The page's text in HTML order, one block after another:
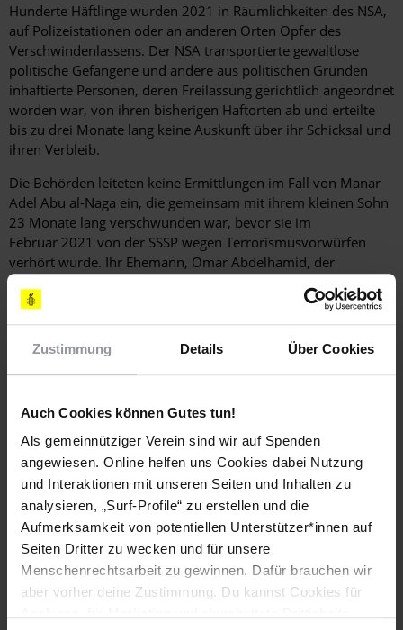
Zustimmung Details Über Cookies
Auch Cookies können Gutes tun!
Als gemeinnütziger Verein sind wir auf Spenden
angewiesen. Online helfen uns Cookies dabei Nutzung
und Interaktionen mit unseren Seiten und Inhalten zu
analysieren, „Surf-Profile“ zu erstellen und die
Aufmerksamkeit von potentiellen Unterstützer*innen auf
Seiten Dritter zu wecken und für unsere
Menschenrechtsarbeit zu gewinnen. Dafür brauchen wir
aber vorher deine Zustimmung. Du kannst Cookies für
Hunderte Häftlinge wurden 2021 in Räumlichkeiten des NSA,
auf Polizeistationen oder an anderen Orten Opfer des
Verschwindenlassens. Der NSA transportierte gewaltlose
politische Gefangene und andere aus politischen Gründen
inhaftierte Personen, deren Freilassung gerichtlich angeordnet
worden war, von ihren bisherigen Haftorten ab und erteilte
bis zu drei Monate lang keine Auskunft über ihr Schicksal und
ihren Verbleib.
Die Behörden leiteten keine Ermittlungen im Fall von Manar
Adel Abu al-Naga ein, die gemeinsam mit ihrem kleinen Sohn
23 Monate lang verschwunden war, bevor sie im
Februar 2021 von der SSSP wegen Terrorismusvorwürfen
verhört wurde. Ihr Ehemann, Omar Abdelhamid, der
gemeinsam mit ihr und ihrem Kind im März 2019 verschleppt
worden war, blieb verschwunden.
Folter und andere Misshandlungen
u. a. durch Schläge, Elektroschocks und Aufhängen in
schmerzhaften Positionen sowie durch unbefristete Einzelhaft
unter furchtbaren Bedingungen. Mindestens 56 Häftlinge
starben 2021 infolge medizinischer Komplikationen, vier
weitere Todesfälle waren Berichten zufolge auf Folter
zurückzuführen. Die Behörden untersuchten die Ursachen
und Umstände dieser Todesfälle nicht.
Im März 2021 wurde Mohamed Abdelaziz Berichten zufolge
an seinem Arbeitsplatz in Shebin el-Qanater in der Provinz